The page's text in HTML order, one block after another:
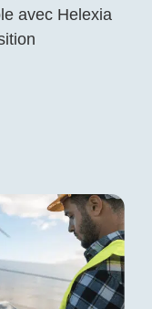
avec Helexia